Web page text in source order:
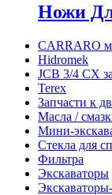
Ножи
CARRARO
Hidromek
JCB 3/4 CX
Terex
Запчасти к
Масла /
Мини-
Стекла для
Фильтра
Экскаваторы